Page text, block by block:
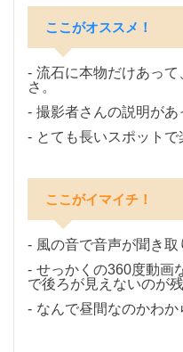
ここがオススメ！
流石に本物だけあっ
さ。
撮影者さんの説明があ
とても長いスポットで
ここがイマイチ！
風の音で音声が聞き取
せっかくの360度動画
で後ろが見えないのが残
なんで昼間なのかわか